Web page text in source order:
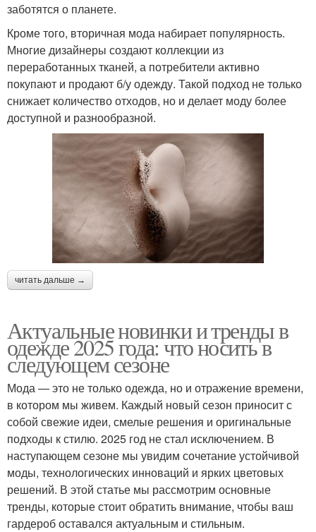
заботятся о планете.
Кроме того, вторичная мода набирает популярность.
Многие дизайнеры создают коллекции из
переработанных тканей, а потребители активно
покупают и продают б/у одежду. Такой подход не только
снижает количество отходов, но и делает моду более
доступной и разнообразной.
читать дальше →
Актуальные новинки и тренды в
одежде 2025 года: что носить в
следующем сезоне
Мода — это не только одежда, но и отражение времени,
в котором мы живем. Каждый новый сезон приносит с
собой свежие идеи, смелые решения и оригинальные
подходы к стилю. 2025 год не стал исключением. В
наступающем сезоне мы увидим сочетание устойчивой
моды, технологических инноваций и ярких цветовых
решений. В этой статье мы рассмотрим основные
тренды, которые стоит обратить внимание, чтобы ваш
гардероб оставался актуальным и стильным.